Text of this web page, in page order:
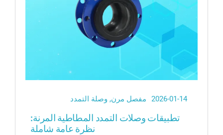
2026-01-14 مفصل مرن, وصلة التمدد
تطبيقات وصلات التمدد المطاطية المرنة:
نظرة عامة شاملة